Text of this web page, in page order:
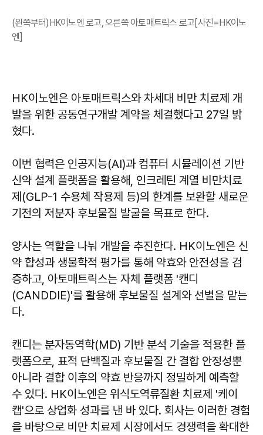
(왼쪽부터)HK이노엔 로고, 오른쪽 아토매트릭스 로고[사진=HK이노
엔]
HK이노엔은 아토매트릭스와 차세대 비만 치료제 개
발을 위한 공동연구개발 계약을 체결했다고 27일 밝
혔다.
이번 협력은 인공지능(AI)과 컴퓨터 시뮬레이션 기반
신약 설계 플랫폼을 활용해, 인크레틴 계열 비만치료
제(GLP-1 수용체 작용제 등)의 한계를 보완할 새로운
기전의 저분자 후보물질 발굴을 목표로 한다.
양사는 역할을 나눠 개발을 추진한다. HK이노엔은 신
약 합성과 생물학적 평가를 통해 약효와 안전성을 검
증하고, 아토매트릭스는 자체 플랫폼 '캔디
(CANDDIE)'를 활용해 후보물질 설계와 선별을 맡는
다.
캔디는 분자동역학(MD) 기반 분석 기술을 적용한 플
랫폼으로, 표적 단백질과 후보물질 간 결합 안정성뿐
아니라 결합 이후의 약효 반응까지 정밀하게 예측할
수 있다. HK이노엔은 위식도역류질환 치료제 '케이
캡'으로 상업화 성과를 낸 바 있다. 회사는 이러한 경험
을 바탕으로 비만 치료제 시장에서도 경쟁력을 확대한